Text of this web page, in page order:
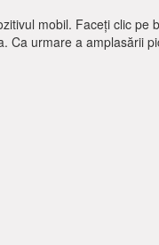
mobil. Faceți clic
urmare a amplasării